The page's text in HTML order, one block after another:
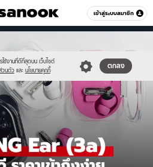
เข้าสู่ระบบสมาชิก
หมวดอื่นๆ
ใช้งานที่ดีที่สุดบน เว็บไซต์
วนตัว และ นโยบายคุกกี้
ตกลง